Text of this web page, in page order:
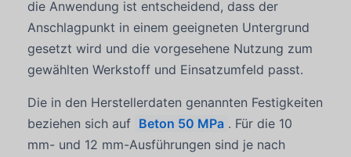
die Anwendung ist entscheidend, dass der
Anschlagpunkt in einem geeigneten Untergrund
gesetzt wird und die vorgesehene Nutzung zum
gewählten Werkstoff und Einsatzumfeld passt.
Die in den Herstellerdaten genannten Festigkeiten
beziehen sich auf Beton 50 MPa . Für die 10
mm- und 12 mm-Ausführungen sind je nach